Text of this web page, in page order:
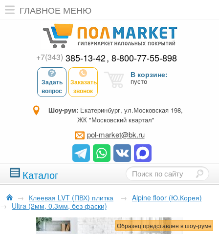
ГЛАВНОЕ МЕНЮ
+7(343) 385-13-42 8-800-77-55-898
Задать
вопрос
Заказать
звонок
В корзине:
пусто
Шоу-рум: Екатеринбург, ул.Московская 198,
ЖК "Московский квартал"
pol-market@bk.ru
Каталог
→ Клеевая LVT (ПВХ) плитка → Alpine floor (Ю.Корея)
→ Ultra (2мм, 0.3мм, без фаски)
Образец представлен в шоу-руме